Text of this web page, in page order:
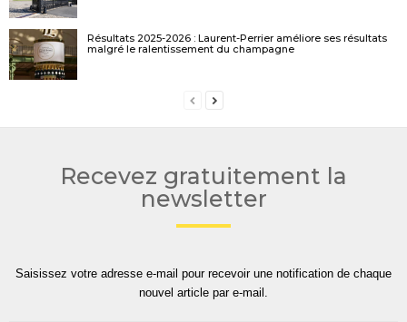
Résultats 2025-2026 : Laurent-Perrier améliore ses résultats
malgré le ralentissement du champagne
Recevez gratuitement la
newsletter
Saisissez votre adresse e-mail pour recevoir une notification de chaque
nouvel article par e-mail.